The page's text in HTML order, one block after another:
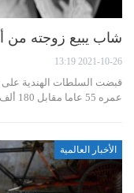
شاب يبيع زوجته
2021-10-26 13:19
عمره 55 عاما مقابل 180 ألف روبية…
الأخبار العالمية